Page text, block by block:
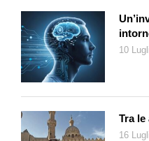
10
Tra le
16